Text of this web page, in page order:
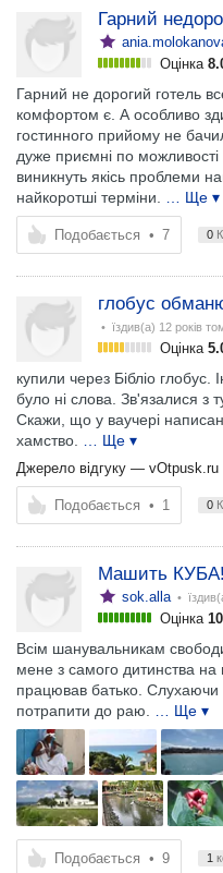
Гарний
Оцінка
Гарний не дорогий готель
комфортом є. А особливо
гостинного прийому не
дуже приємні по
виникнуть якісь проблеми
найкоротші терміни.
… Ще ▾
Подобається • 7 0
глобус
• їздив(а) 12 років
Оцінка
купили через Бібліо глобус.
було ні слова. Зв'язалися з
Скажи, що у ваучері
хамство.
… Ще ▾
Джерело відгуку — vOtpusk.ru
Подобається • 1 0
Машить КУБА!
sok.alla •
Оцінка
Всім шанувальникам
мене з самого дитинства на
працював батько. Слухаючи
потрапити до раю.
… Ще ▾
Подобається • 9 1